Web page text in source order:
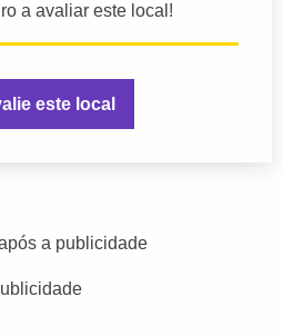
a avaliar este local!
este local
a publicidade